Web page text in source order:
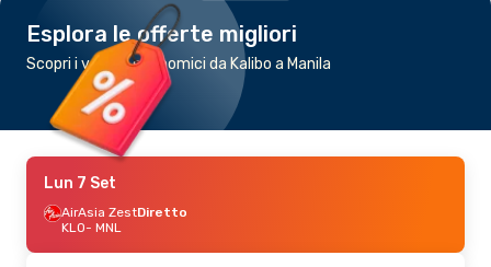
Esplora le offerte migliori
Scopri i voli più economici da Kalibo a Manila
Lun 7 Set
AirAsia ZestDiretto
KLO- MNL